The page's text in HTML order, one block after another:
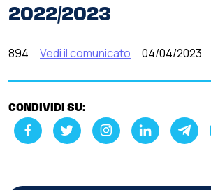
2022/2023
894 Vedi il comunicato 04/04/2023
CONDIVIDI SU: